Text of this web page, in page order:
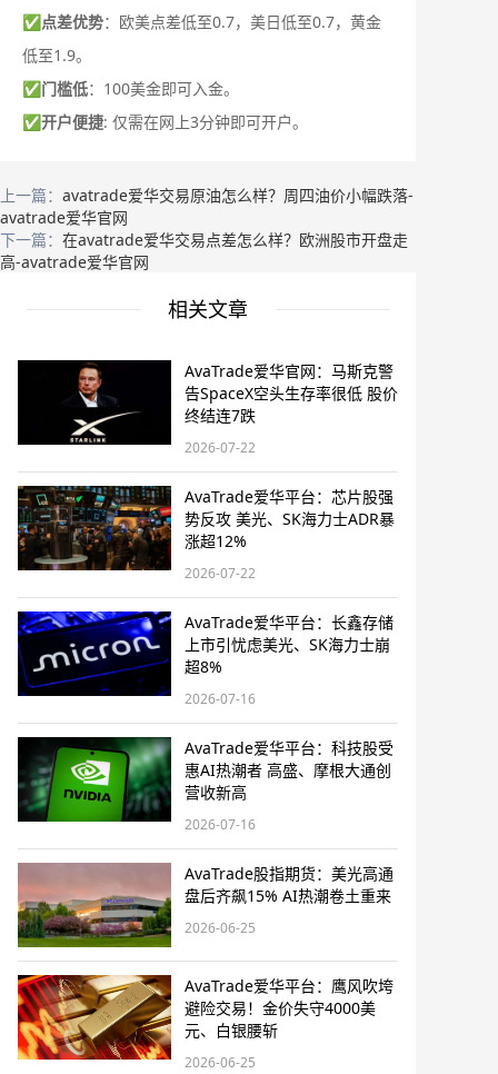
✅点差优势：欧美点差低至0.7，美日低至0.7，黄金
低至1.9。
✅门槛低：100美金即可入金。
✅开户便捷: 仅需在网上3分钟即可开户。
上一篇： avatrade爱华交易原油怎么样？周四油价小幅跌落-
avatrade爱华官网
下一篇： 在avatrade爱华交易点差怎么样？欧洲股市开盘走
高-avatrade爱华官网
相关文章
AvaTrade爱华官网：马斯克警
告SpaceX空头生存率很低 股价
终结连7跌
2026-07-22
AvaTrade爱华平台：芯片股强
势反攻 美光、SK海力士ADR暴
涨超12%
2026-07-22
AvaTrade爱华平台：长鑫存储
上市引忧虑美光、SK海力士崩
超8%
2026-07-16
AvaTrade爱华平台：科技股受
惠AI热潮者 高盛、摩根大通创
营收新高
2026-07-16
AvaTrade股指期货：美光高通
盘后齐飙15% AI热潮卷土重来
2026-06-25
AvaTrade爱华平台：鹰风吹垮
避险交易！金价失守4000美
元、白银腰斩
2026-06-25